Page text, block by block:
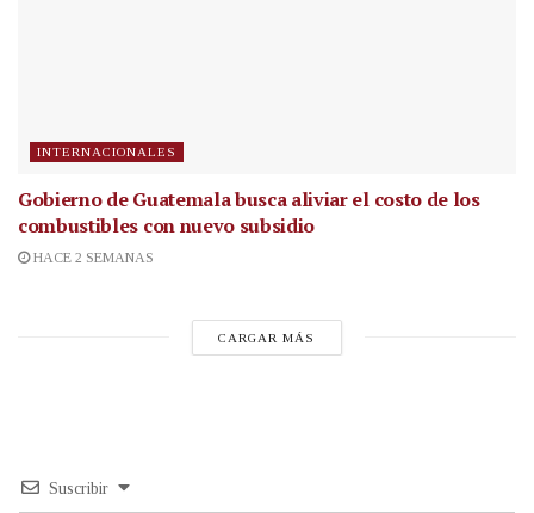
INTERNACIONALES
Gobierno de Guatemala busca aliviar el costo de los
combustibles con nuevo subsidio
HACE 2 SEMANAS
CARGAR MÁS
Suscribir